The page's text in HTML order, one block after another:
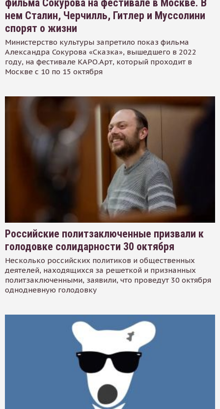
фильма Сокурова на фестивале в Москве. В
нем Сталин, Черчилль, Гитлер и Муссолини
спорят о жизни
Министерство культуры запретило показ фильма
Александра Сокурова «Сказка», вышедшего в 2022
году, на фестивале КАРО.Арт, который проходит в
Москве с 10 по 15 октября
Российские политзаключенные призвали к
голодовке солидарности 30 октября
Несколько российских политиков и общественных
деятелей, находящихся за решеткой и признанных
политзаключенными, заявили, что проведут 30 октября
однодневную голодовку